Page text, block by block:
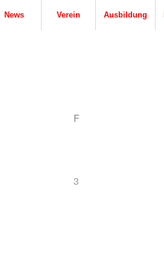
News Verein Ausbildung
F
3